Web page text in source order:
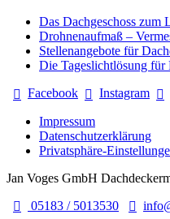
Das Dachgeschoss zum
Drohnenaufmaß –
Stellenangebote für
Die Tageslichtlösung für
Facebook
Instagram
Impressum
Datenschutzerklärung
Privatsphäre-
Jan Voges GmbH
05183 / 5013530